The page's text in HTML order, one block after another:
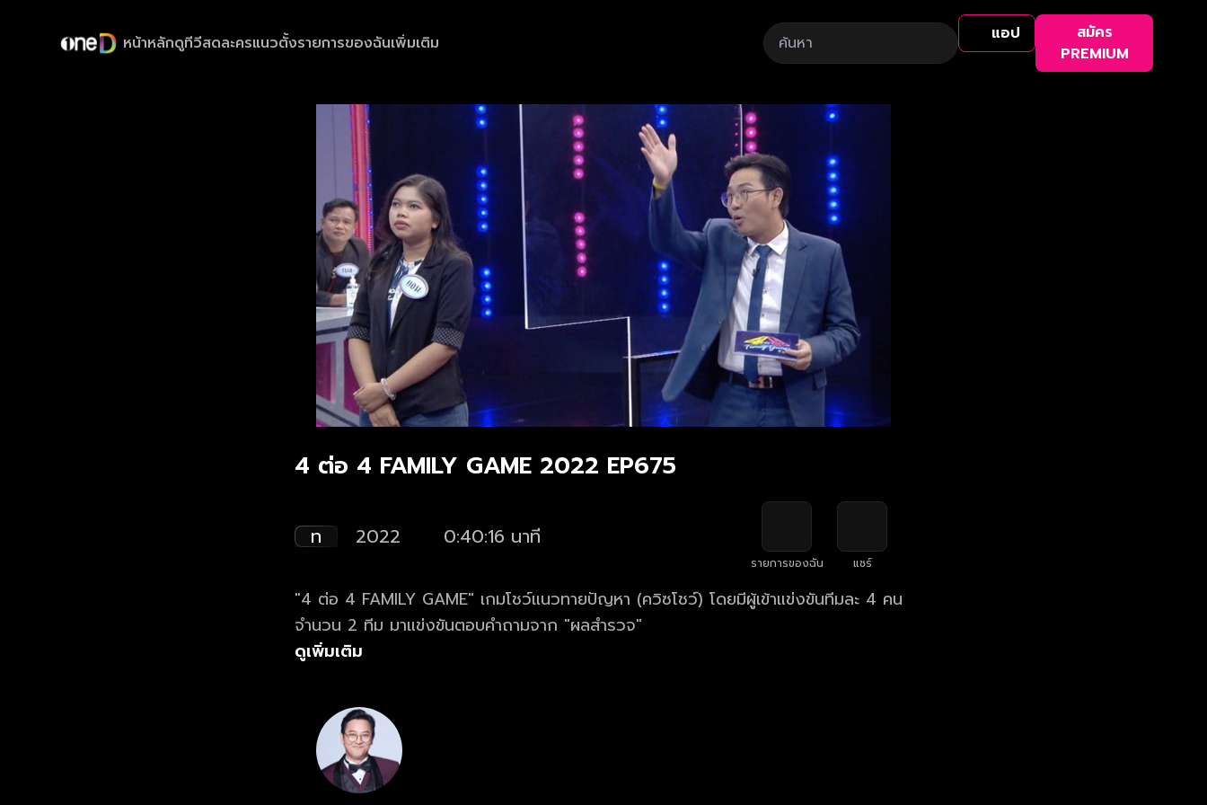
หน้าหลักดูทีวีสดละครแนวตั้งรายการของฉันเพิ่มเติม แอป
สมัคร
PREMIUM
4 ต่อ 4 FAMILY GAME 2022 EP675
ท 2022 0:40:16 นาที
รายการของฉัน แชร์
"4 ต่อ 4 FAMILY GAME" เกมโชว์แนวทายปัญหา (ควิซโชว์) โดยมีผู้เข้าแข่งขันทีมละ 4 คน
จำนวน 2 ทีม มาแข่งขันตอบคำถามจาก "ผลสำรวจ"
ดูเพิ่มเติม